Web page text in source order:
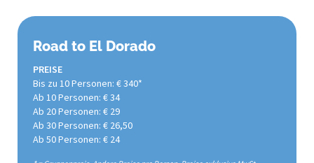
Road to El Dorado
PREISE
Bis zu 10 Personen: € 340*
Ab 10 Personen: € 34
Ab 20 Personen: € 29
Ab 30 Personen: € 26,50
Ab 50 Personen: € 24